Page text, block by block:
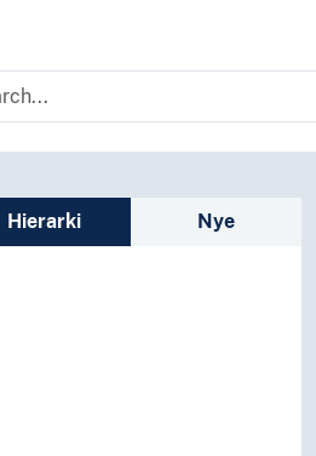
vokabularet
Hierarki Nye